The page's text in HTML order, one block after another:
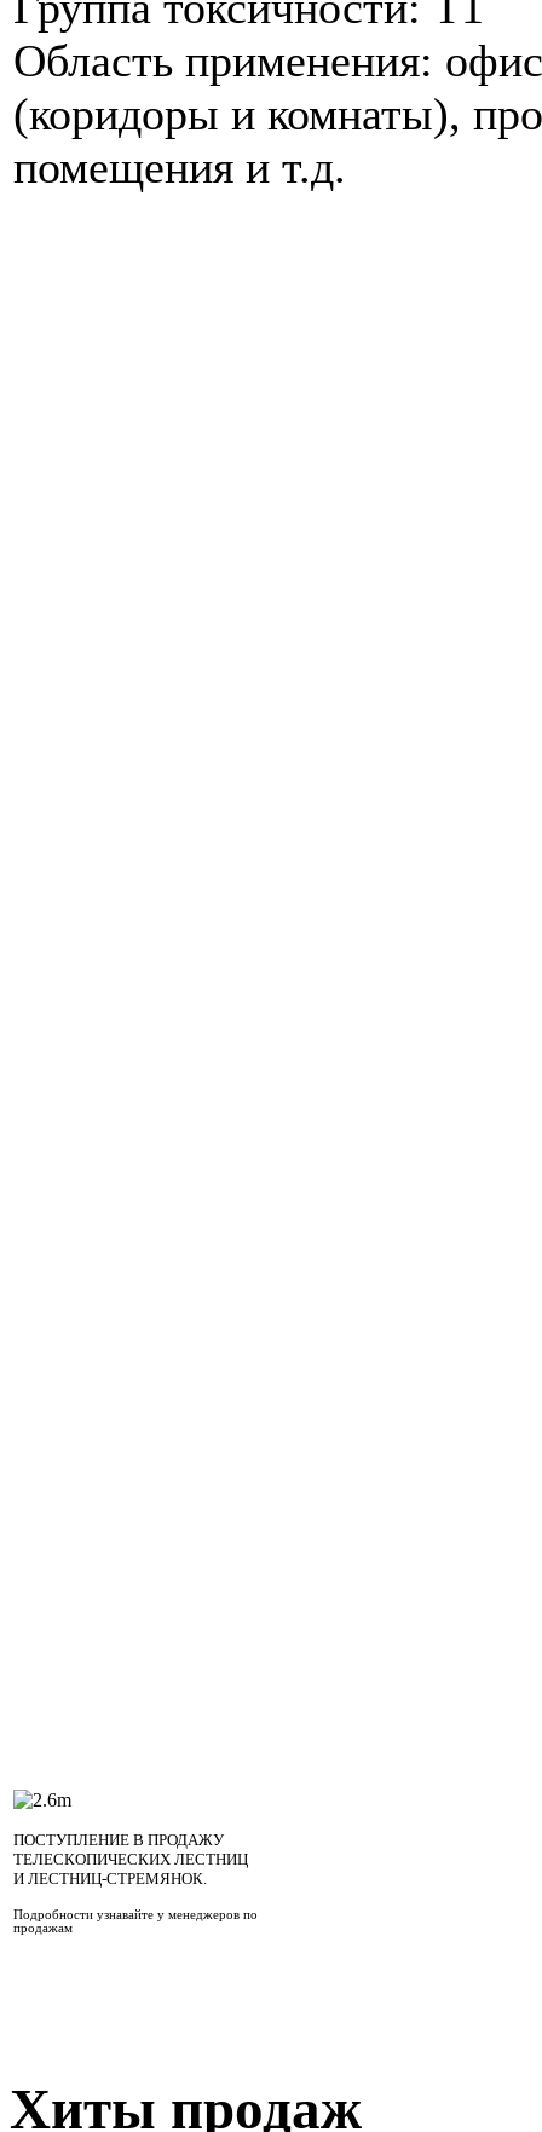
Область применения:
(коридоры и комнаты),
помещения и т.д.
ПОСТУПЛЕНИЕ В ПРОДАЖУ
ТЕЛЕСКОПИЧЕСКИХ ЛЕСТНИЦ
И ЛЕСТНИЦ-СТРЕМЯНОК.
Подробности узнавайте у менеджеров по
продажам
Хиты продаж